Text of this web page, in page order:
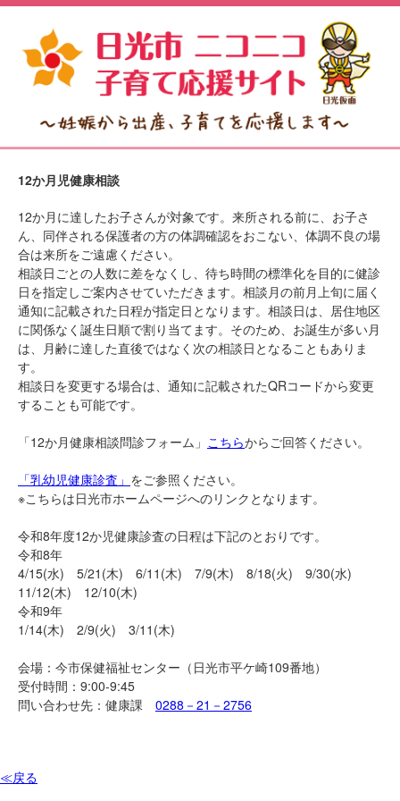
12か月児健康相談
12か月に達したお子さんが対象です。来所される前に、お子さ
ん、同伴される保護者の方の体調確認をおこない、体調不良の場
合は来所をご遠慮ください。
相談日ごとの人数に差をなくし、待ち時間の標準化を目的に健診
日を指定しご案内させていただきます。相談月の前月上旬に届く
通知に記載された日程が指定日となります。相談日は、居住地区
に関係なく誕生日順で割り当てます。そのため、お誕生が多い月
は、月齢に達した直後ではなく次の相談日となることもありま
す。
相談日を変更する場合は、通知に記載されたQRコードから変更
することも可能です。
「12か月健康相談問診フォーム」 こちらからご回答ください。
「乳幼児健康診査」 をご参照ください。
※こちらは日光市ホームページへのリンクとなります。
令和8年度12か児健康診査の日程は下記のとおりです。
令和8年
4/15(水) 5/21(木) 6/11(木) 7/9(木) 8/18(火) 9/30(水)
11/12(木) 12/10(木)
令和9年
1/14(木) 2/9(火) 3/11(木)
会場：今市保健福祉センター（日光市平ケ崎109番地）
受付時間：9:00-9:45
問い合わせ先：健康課 0288－21－2756
≪戻る